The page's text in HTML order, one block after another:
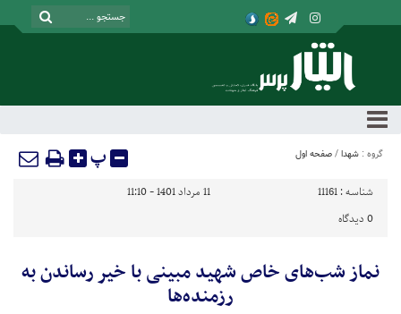
گروه : شهدا / صفحه اول پ
شناسه : 11161
11 مرداد 1401 - 11:10
0 دیدگاه
نماز شب‌های خاص شهید مبینی با خیر رساندن به
رزمنده‌ها